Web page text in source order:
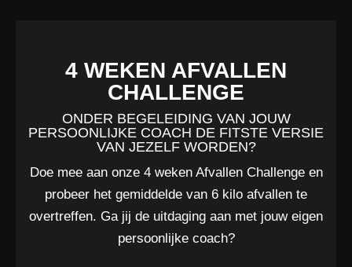
4 WEKEN AFVALLEN
CHALLENGE
ONDER BEGELEIDING VAN JOUW
PERSOONLIJKE COACH DE FITSTE VERSIE
VAN JEZELF WORDEN?
Doe mee aan onze 4 weken Afvallen Challenge en
probeer het gemiddelde van 6 kilo afvallen te
overtreffen. Ga jij de uitdaging aan met jouw eigen
persoonlijke coach?